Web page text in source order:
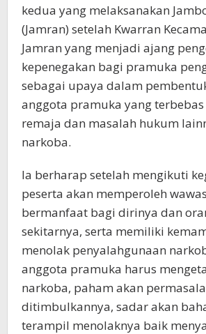
kedua yang melaksanakan
(Jamran) setelah Kwarran
Jamran yang menjadi ajang
kepenegakan bagi pramuka
sebagai upaya dalam
anggota pramuka yang
remaja dan masalah hukum
narkoba.
Ia berharap setelah mengikuti
peserta akan memperoleh
bermanfaat bagi dirinya dan
sekitarnya, serta memiliki
menolak penyalahgunaan
anggota pramuka harus
narkoba, paham akan
ditimbulkannya, sadar akan
terampil menolaknya baik